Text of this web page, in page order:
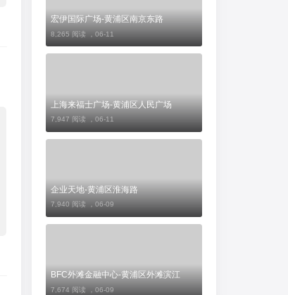
宏伊国际广场-黄浦区南京东路
8,265 阅读 ， 06-11
上海来福士广场-黄浦区人民广场
7,947 阅读 ， 06-11
企业天地-黄浦区淮海路
7,940 阅读 ， 06-09
BFC外滩金融中心-黄浦区外滩滨江
7,674 阅读 ， 06-09